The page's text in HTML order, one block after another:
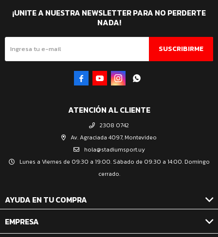
ATENCIÓN AL CLIENTE
2308 0742
Av. Agraciada 4097, Montevideo
hola@stadiumsport.uy
Lunes a Viernes de 09:30 a 19:00. Sábado de 09:30 a 14:00. Domingo
cerrado.
AYUDA EN TU COMPRA
EMPRESA
¡UNITE A NUESTRA NEWSLETTER PARA NO PERDERTE
NADA!
SUSCRIBIRME
   